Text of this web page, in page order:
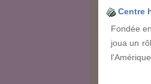
Centre
Fondée
joua un